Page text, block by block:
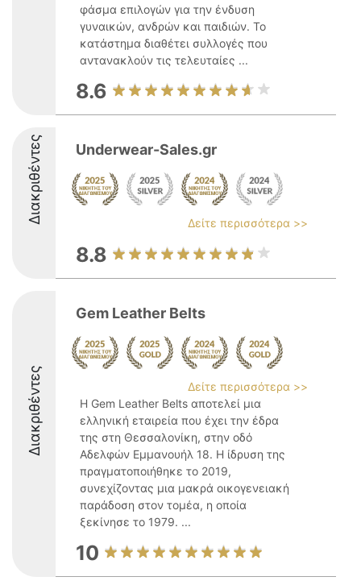
φάσμα επιλογών για την ένδυση
γυναικών, ανδρών και παιδιών. Το
κατάστημα διαθέτει συλλογές που
αντανακλούν τις τελευταίες ...
8.6
Διακριθέντες Underwear-Sales.gr
Δείτε περισσότερα >>
8.8
Διακριθέντες
Gem Leather Belts
Δείτε περισσότερα >>
Η Gem Leather Belts αποτελεί μια
ελληνική εταιρεία που έχει την έδρα
της στη Θεσσαλονίκη, στην οδό
Αδελφών Εμμανουήλ 18. Η ίδρυση της
πραγματοποιήθηκε το 2019,
συνεχίζοντας μια μακρά οικογενειακή
παράδοση στον τομέα, η οποία
ξεκίνησε το 1979. ...
10